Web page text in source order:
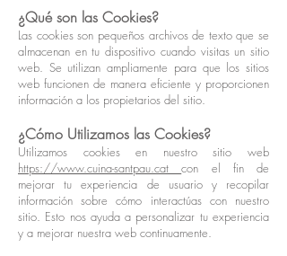
¿Qué son las Cookies?
Las cookies son pequeños archivos de texto que se
almacenan en tu dispositivo cuando visitas un sitio
web. Se utilizan ampliamente para que los sitios
web funcionen de manera eficiente y proporcionen
información a los propietarios del sitio.
¿Cómo Utilizamos las Cookies?
Utilizamos cookies en nuestro sitio web
https://www.cuina-santpau.catcon el fin de
mejorar tu experiencia de usuario y recopilar
información sobre cómo interactúas con nuestro
sitio. Esto nos ayuda a personalizar tu experiencia
y a mejorar nuestra web continuamente.